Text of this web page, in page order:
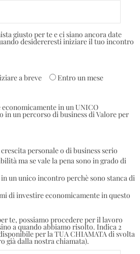
giusto per te e ci siano ancora date
desidereresti iniziare il tuo incontro
a breve
Entro un mese
in un UNICO
in un percorso di business di Valore per
personale o di business serio
ma se vale la pena sono in grado di
un unico incontro perchè sono stanca di
di investire economicamente in questo
te, possiamo procedere per il lavoro
a quando abbiamo risolto. Indica 2
per la TUA CHIAMATA di svolta
già dalla nostra chiamata).